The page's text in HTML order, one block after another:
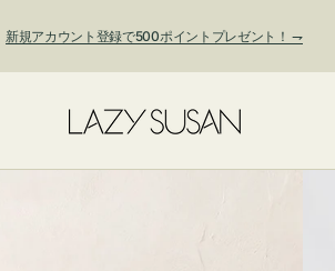
新規アカウント登録で500ポイントプレゼント！ ⇁